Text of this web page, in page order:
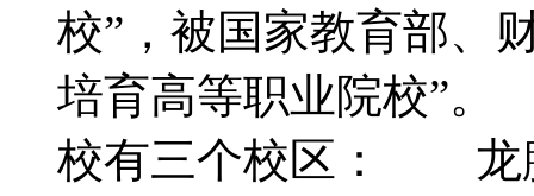
校”，被国家教育部、
培育高等职业院校
校有三个校区： 龙